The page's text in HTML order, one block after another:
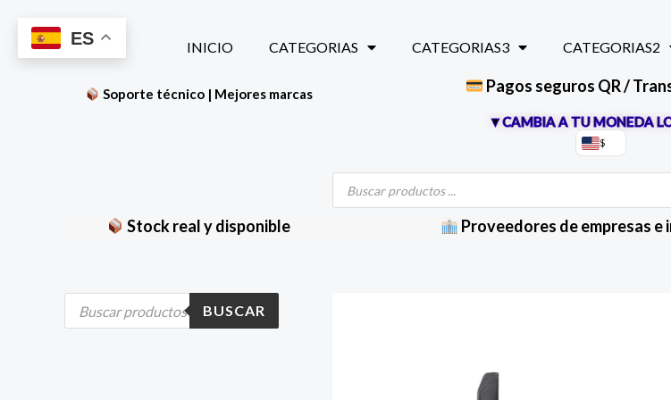
contenido
INICIO CATEGORIAS CATEGORIAS3 CATEGORIAS2
Soporte técnico | Mejores marcas Pagos seguros QR /
▼CAMBIA A TU MONEDA
$
Búsqueda
productos
Stock real y disponible Proveedores de empresas
B
s
BUSCAR
ES